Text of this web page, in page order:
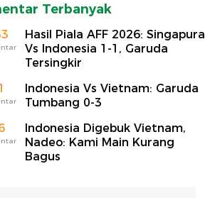
Terbanyak
Hasil Piala AFF 2026: Singapura
Vs Indonesia 1-1, Garuda
Tersingkir
Indonesia Vs Vietnam: Garuda
Tumbang 0-3
Indonesia Digebuk Vietnam,
Nadeo: Kami Main Kurang
Bagus